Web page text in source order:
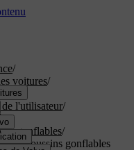
/
voitures/
/
de l'utilisateur/
/
gonflables/
des coussins gonflables